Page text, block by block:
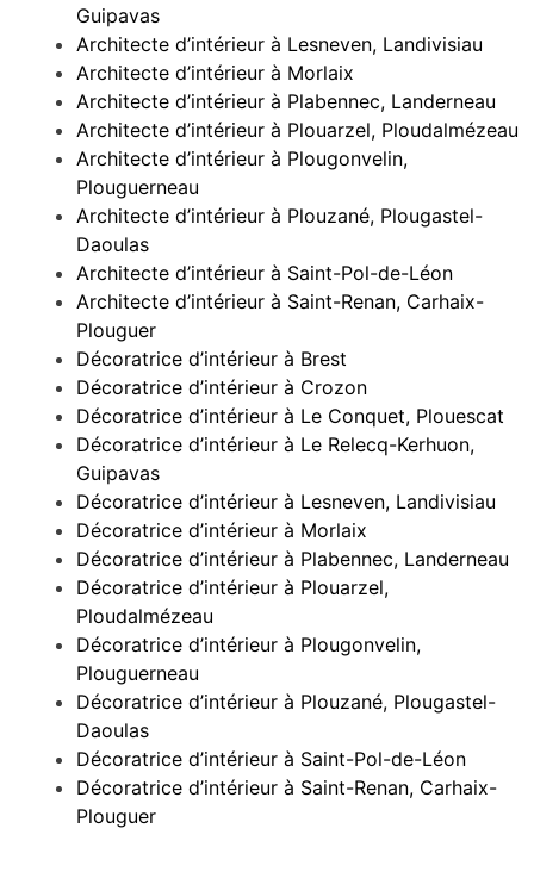
Guipavas
Architecte d’intérieur à Lesneven, Landivisiau
Architecte d’intérieur à Morlaix
Architecte d’intérieur à Plabennec, Landerneau
Architecte d’intérieur à Plouarzel, Ploudalmézeau
Architecte d’intérieur à Plougonvelin,
Plouguerneau
Architecte d’intérieur à Plouzané, Plougastel-
Daoulas
Architecte d’intérieur à Saint-Pol-de-Léon
Architecte d’intérieur à Saint-Renan, Carhaix-
Plouguer
Décoratrice d’intérieur à Brest
Décoratrice d’intérieur à Crozon
Décoratrice d’intérieur à Le Conquet, Plouescat
Décoratrice d’intérieur à Le Relecq-Kerhuon,
Guipavas
Décoratrice d’intérieur à Lesneven, Landivisiau
Décoratrice d’intérieur à Morlaix
Décoratrice d’intérieur à Plabennec, Landerneau
Décoratrice d’intérieur à Plouarzel,
Ploudalmézeau
Décoratrice d’intérieur à Plougonvelin,
Plouguerneau
Décoratrice d’intérieur à Plouzané, Plougastel-
Daoulas
Décoratrice d’intérieur à Saint-Pol-de-Léon
Décoratrice d’intérieur à Saint-Renan, Carhaix-
Plouguer